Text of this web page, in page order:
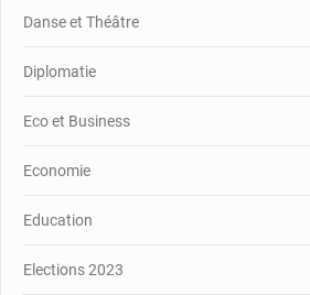
Danse et Théâtre
Diplomatie
Eco et Business
Economie
Education
Elections 2023